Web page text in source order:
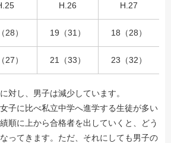
H.26 H.27
28） 19（31） 18（28）
27） 21（33） 23（32）
対し、男子は減少しています。
子に比べ私立中学へ進学する生徒が多い
順に上から合格者を出していくと、どう
ってきます。ただ、それにしても男子の